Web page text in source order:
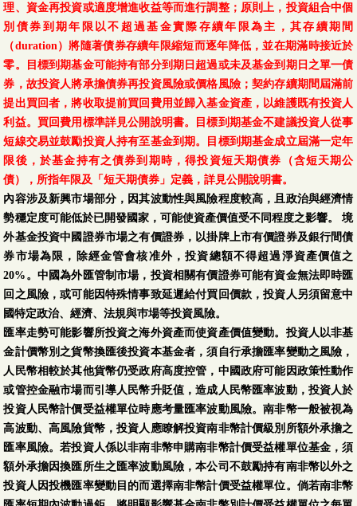
理、資金再投資或適度增進收益等而進行調整；原則上，投資組合中個
別債券到期年限以不超過基金實際存續年限為主，其存續期間
（duration）將隨著債券存續年限縮短而逐年降低，並在期滿時接近於
零。目標到期基金可能持有部分到期日超過或未及基金到期日之單一債
券，故投資人將承擔債券再投資風險或價格風險；契約存續期間屆滿前
提出買回者，將收取提前買回費用並歸入基金資產，以維護既有投資人
利益。買回費用標準詳見公開說明書。目標到期基金不建議投資人從事
短線交易並鼓勵投資人持有至基金到期。目標到期基金成立屆滿一定年
限後，於基金持有之債券到期時，得投資短天期債券（含短天期公
債），所指年限及「短天期債券」定義，詳見公開說明書。
內容涉及新興市場部分，因其波動性與風險程度較高，且政治與經濟情
勢穩定度可能低於已開發國家，可能使資產價值受不同程度之影響。 境
外基金投資中國證券市場之有價證券，以掛牌上市有價證券及銀行間債
券市場為限，除經金管會核准外，投資總額不得超過淨資產價值之
20%。中國為外匯管制市場，投資相關有價證券可能有資金無法即時匯
回之風險，或可能因特殊情事致延遲給付買回價款，投資人另須留意中
國特定政治、經濟、法規與巿場等投資風險。
匯率走勢可能影響所投資之海外資產而使資產價值變動。投資人以非基
金計價幣別之貨幣換匯後投資本基金者，須自行承擔匯率變動之風險，
人民幣相較於其他貨幣仍受政府高度控管，中國政府可能因政策性動作
或管控金融市場而引導人民幣升貶值，造成人民幣匯率波動，投資人於
投資人民幣計價受益權單位時應考量匯率波動風險。南非幣一般被視為
高波動、高風險貨幣，投資人應瞭解投資南非幣計價級別所額外承擔之
匯率風險。若投資人係以非南非幣申購南非幣計價受益權單位基金，須
額外承擔因換匯所生之匯率波動風險，本公司不鼓勵持有南非幣以外之
投資人因投機匯率變動目的而選擇南非幣計價受益權單位。倘若南非幣